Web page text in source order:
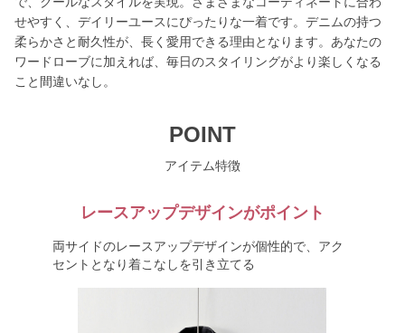
せやすく、デイリーユースにぴったりな一着です。デニムの持つ
柔らかさと耐久性が、長く愛用できる理由となります。あなたの
ワードローブに加えれば、毎日のスタイリングがより楽しくなる
こと間違いなし。
POINT
アイテム特徴
レースアップデザインがポイント
両サイドのレースアップデザインが個性的で、アク
セントとなり着こなしを引き立てる